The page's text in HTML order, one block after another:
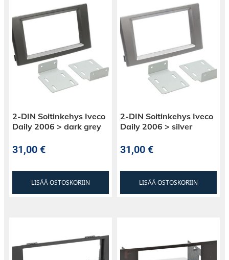
2-DIN Soitinkehys Iveco
Daily 2006 > dark grey
31,00€
LISÄÄ OSTOSKORIIN
2-DIN Soitinkehys Iveco
Daily 2006 > silver
31,00€
LISÄÄ OSTOSKORIIN